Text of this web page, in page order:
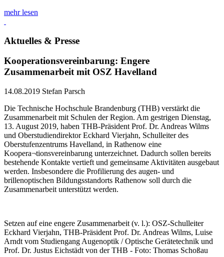
mehr lesen
Aktuelles & Presse
Kooperationsvereinbarung: Engere
Zusammenarbeit mit OSZ Havelland
14.08.2019 Stefan Parsch
Die Technische Hochschule Brandenburg (THB) verstärkt die
Zusammenarbeit mit Schulen der Region. Am gestrigen Dienstag,
13. August 2019, haben THB-Präsident Prof. Dr. Andreas Wilms
und Oberstudiendirektor Eckhard Vierjahn, Schulleiter des
Oberstufenzentrums Havelland, in Rathenow eine
Koopera¬tionsvereinbarung unterzeichnet. Dadurch sollen bereits
bestehende Kontakte vertieft und gemeinsame Aktivitäten ausgebaut
werden. Insbesondere die Profilierung des augen- und
brillenoptischen Bildungsstandorts Rathenow soll durch die
Zusammenarbeit unterstützt werden.
Setzen auf eine engere Zusammenarbeit (v. l.): OSZ-Schulleiter
Eckhard Vierjahn, THB-Präsident Prof. Dr. Andreas Wilms, Luise
Arndt vom Studiengang Augenoptik / Optische Gerätetechnik und
Prof. Dr. Justus Eichstädt von der THB - Foto: Thomas Schoßau